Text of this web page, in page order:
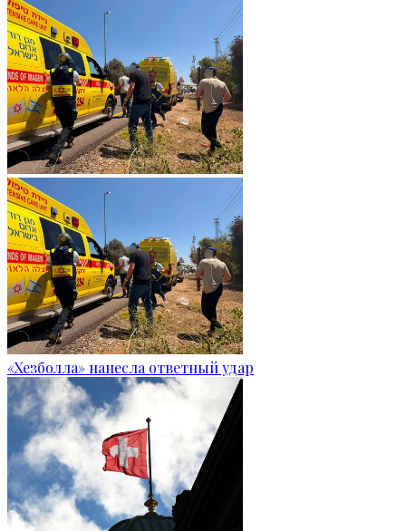
«Хезболла» нанесла ответный удар